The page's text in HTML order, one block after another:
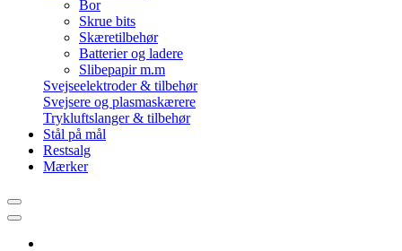
Bor
Skrue bits
Skæretilbehør
Batterier og ladere
Slibepapir m.m
Svejseelektroder & tilbehør
Svejsere og plasmaskærere
Trykluftslanger & tilbehør
Stål på mål
Restsalg
Mærker